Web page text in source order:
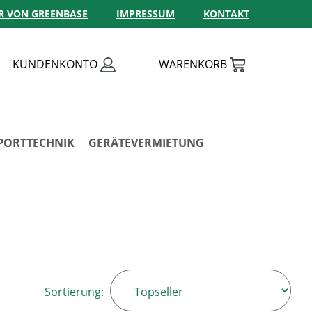
VON GREENBASE IMPRESSUM KONTAKT
KUNDENKONTO WARENKORB
GERÄTEVERMIETUNG
Sortierung: